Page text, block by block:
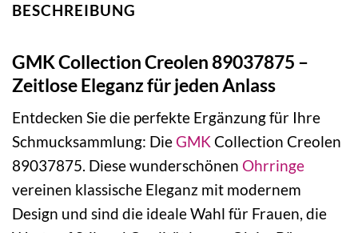
BESCHREIBUNG
GMK Collection Creolen 89037875 –
Zeitlose Eleganz für jeden Anlass
Entdecken Sie die perfekte Ergänzung für Ihre
Schmucksammlung: DieGMK Collection Creolen
89037875. Diese wunderschönen Ohrringe
vereinen klassische Eleganz mit modernem
Design und sind die ideale Wahl für Frauen, die